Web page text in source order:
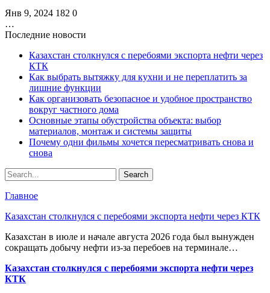
Янв 9, 2024 182 0
…
Последние новости
Казахстан столкнулся с перебоями экспорта нефти через
КТК
Как выбрать вытяжку для кухни и не переплатить за
лишние функции
Как организовать безопасное и удобное пространство
вокруг частного дома
Основные этапы обустройства объекта: выбор
материалов, монтаж и системы защиты
Почему одни фильмы хочется пересматривать снова и
снова
Главное
Казахстан столкнулся с перебоями экспорта нефти через КТК
Казахстан в июле и начале августа 2026 года был вынужден
сокращать добычу нефти из-за перебоев на терминале…
Казахстан столкнулся с перебоями экспорта нефти через
КТК